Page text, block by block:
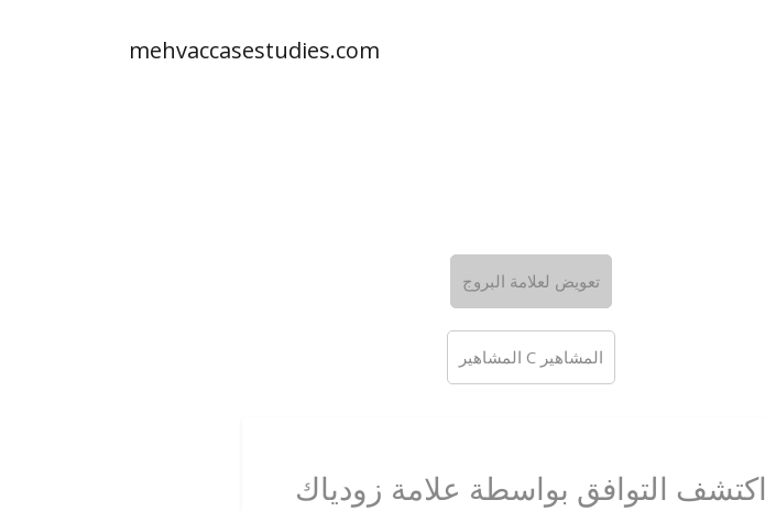
mehvaccasestudies.com
تعويض لعلامة البروج
المشاهير C المشاهير
اكتشف التوافق بواسطة علامة زودياك